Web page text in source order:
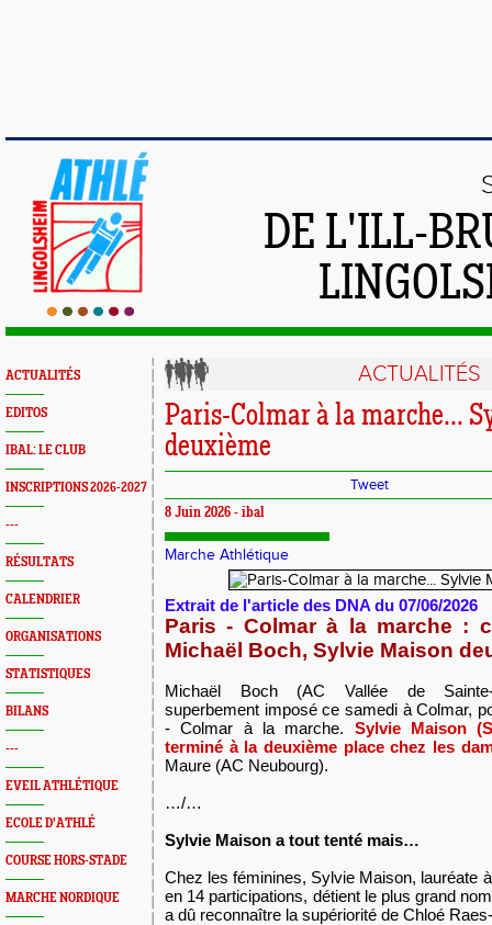
DE L'ILL-
ACTUALITÉS
EDITOS
IBAL: LE CLUB
INSCRIPTIONS 2026-2027
---
RÉSULTATS
CALENDRIER
ORGANISATIONS
STATISTIQUES
BILANS
---
EVEIL ATHLÉTIQUE
ECOLE D'ATHLÉ
COURSE HORS-STADE
MARCHE NORDIQUE
ACTUALITÉS
Paris-Colmar à la marche...
deuxième
Tweet
8 Juin 2026 - ibal
Marche Athlétique
Extrait de l'article des DNA du 07/06/2026
Paris - Colmar à la marche :
Michaël Boch, Sylvie Maison
Michaël Boch (AC Vallée de Sainte-
superbement imposé ce samedi à Colmar,
- Colmar à la marche. Sylvie Maison
terminé à la deuxième place chez les
Maure (AC Neubourg).
…/…
Sylvie Maison a tout tenté mais…
Chez les féminines, Sylvie Maison, lauréate
en 14 participations, détient le plus grand
a dû reconnaître la supériorité de Chloé